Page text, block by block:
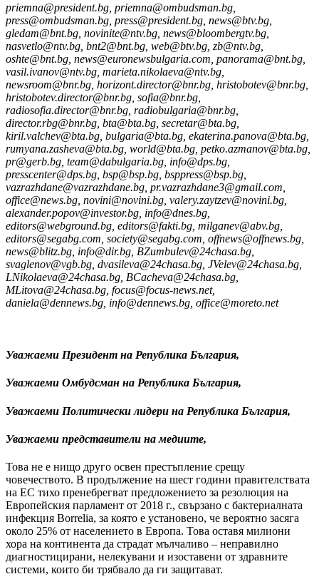
priemna@president.bg, priemna@ombudsman.bg,
press@ombudsman.bg, press@president.bg, news@btv.bg,
gledam@bnt.bg, novinite@ntv.bg, news@bloombergtv.bg,
nasvetlo@ntv.bg, bnt2@bnt.bg, web@btv.bg, zb@ntv.bg,
oshte@bnt.bg, news@euronewsbulgaria.com, panorama@bnt.bg,
vasil.ivanov@ntv.bg, marieta.nikolaeva@ntv.bg,
newsroom@bnr.bg, horizont.director@bnr.bg, hristobotev@bnr.bg,
hristobotev.director@bnr.bg, sofia@bnr.bg,
radiosofia.director@bnr.bg, radiobulgaria@bnr.bg,
director.rbg@bnr.bg, bta@bta.bg, secretar@bta.bg,
kiril.valchev@bta.bg, bulgaria@bta.bg, ekaterina.panova@bta.bg,
rumyana.zasheva@bta.bg, world@bta.bg, petko.azmanov@bta.bg,
pr@gerb.bg, team@dabulgaria.bg, info@dps.bg,
presscenter@dps.bg, bsp@bsp.bg, bsppress@bsp.bg,
vazrazhdane@vazrazhdane.bg, pr.vazrazhdane3@gmail.com,
office@news.bg, novini@novini.bg, valery.zaytzev@novini.bg,
alexander.popov@investor.bg, info@dnes.bg,
editors@webground.bg, editors@fakti.bg, milganev@abv.bg,
editors@segabg.com, society@segabg.com, offnews@offnews.bg,
news@blitz.bg, info@dir.bg, BZumbulev@24chasa.bg,
svaglenov@vgb.bg, dvasileva@24chasa.bg, JVelev@24chasa.bg,
LNikolaeva@24chasa.bg, BCacheva@24chasa.bg,
MLitova@24chasa.bg, focus@focus-news.net,
daniela@dennews.bg, info@dennews.bg, office@moreto.net
Уважаеми Президент на Република България,
Уважаеми Омбудсман на Република България,
Уважаеми Политически лидери на Република България,
Уважаеми представители на медиите,
Това не е нищо друго освен престъпление срещу
човечеството. В продължение на шест години правителствата
на ЕС тихо пренебрегват предложението за резолюция на
Европейския парламент от 2018 г., свързано с бактериалната
инфекция Borrelia, за която е установено, че вероятно засяга
около 25% от населението в Европа. Това оставя милиони
хора на континента да страдат мълчаливо – неправилно
диагностицирани, нелекувани и изоставени от здравните
системи, които би трябвало да ги защитават.